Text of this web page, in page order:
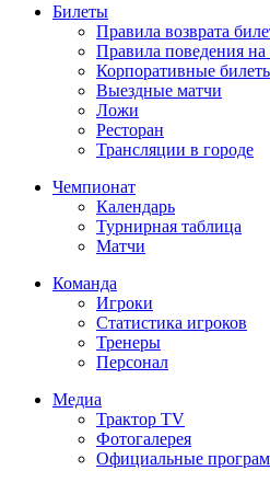
Билеты
Правила возврата
Правила поведения на
Корпоративные
Выездные матчи
Ложи
Ресторан
Трансляции в городе
Чемпионат
Календарь
Турнирная таблица
Матчи
Команда
Игроки
Статистика игроков
Тренеры
Персонал
Медиа
Трактор TV
Фотогалерея
Официальные